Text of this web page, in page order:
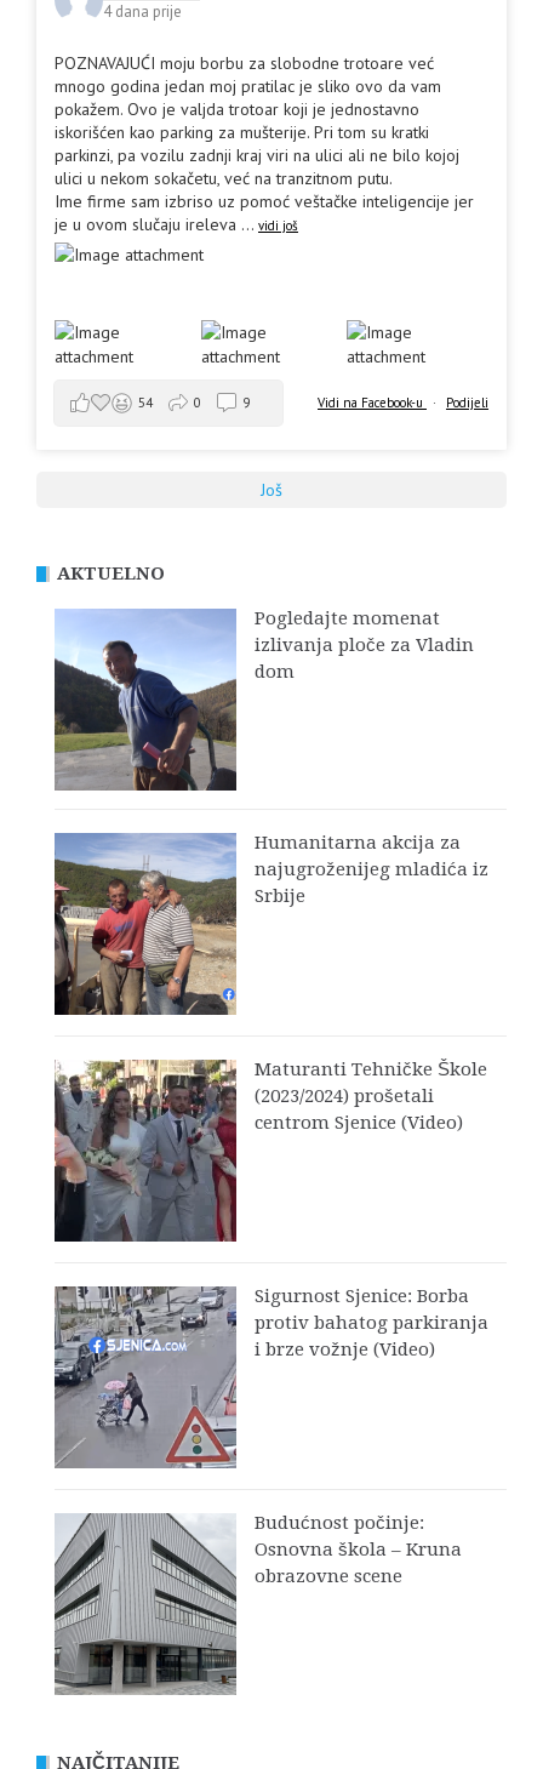
4 dana prije
POZNAVAJUĆI moju borbu za slobodne trotoare već
mnogo godina jedan moj pratilac je sliko ovo da vam
pokažem. Ovo je valjda trotoar koji je jednostavno
iskorišćen kao parking za mušterije. Pri tom su kratki
parkinzi, pa vozilu zadnji kraj viri na ulici ali ne bilo kojoj
ulici u nekom sokačetu, već na tranzitnom putu.
Ime firme sam izbriso uz pomoć veštačke inteligencije jer
je u ovom slučaju ireleva ... vidi još
Vidi na Facebook-u · Podijeli
54 0 9
Još
AKTUELNO
Pogledajte momenat
izlivanja ploče za Vladin
dom
Humanitarna akcija za
najugroženijeg mladića iz
Srbije
Maturanti Tehničke Škole
(2023/2024) prošetali
centrom Sjenice (Video)
Sigurnost Sjenice: Borba
protiv bahatog parkiranja
i brze vožnje (Video)
Budućnost počinje:
Osnovna škola – Kruna
obrazovne scene
NAJČITANIJE